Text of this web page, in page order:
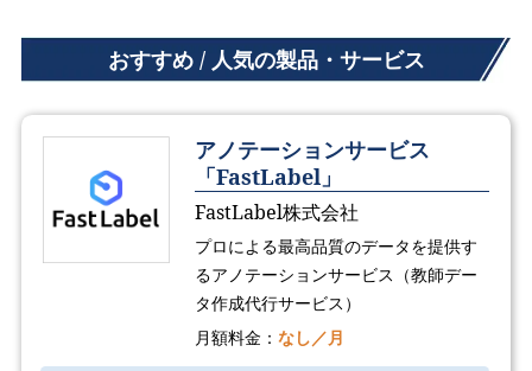
おすすめ / 人気の製品・サービス
アノテーションサービス
「FastLabel」
FastLabel株式会社
プロによる最高品質のデータを提供す
るアノテーションサービス（教師デー
タ作成代行サービス）
月額料金： なし／月